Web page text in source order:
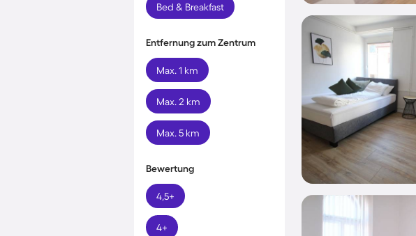
Bed & Breakfast
Entfernung zum Zentrum
Max. 1 km
Max. 2 km
Max. 5 km
Bewertung
4,5+
4+